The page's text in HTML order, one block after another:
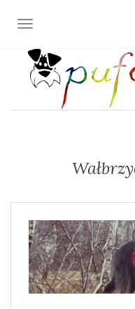
TOGGLE NAVIGATION